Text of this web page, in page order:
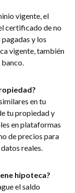
vigente, el
certificado de no
y los
vigente, también
en tu
tu propiedad y
en plataformas
de precios para
reales.
hipoteca?
el saldo